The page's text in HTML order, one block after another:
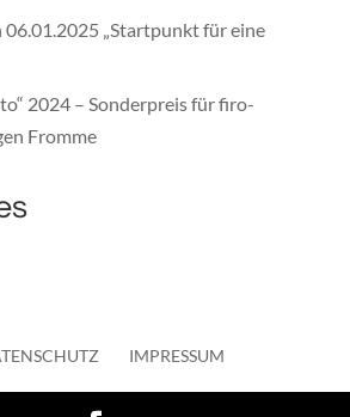
„Startpunkt für eine
2024 – Sonderpreis für firo-
Fromme
IMPRESSUM